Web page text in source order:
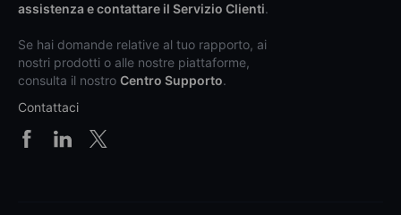
assistenza e contattare il Servizio Clienti.
Se hai domande relative al tuo rapporto, ai
nostri prodotti o alle nostre piattaforme,
consulta il nostro Centro Supporto.
Contattaci